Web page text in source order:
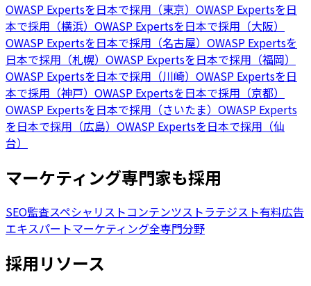
OWASP Expertsを日本で採用（東京） OWASP Expertsを日
本で採用（横浜） OWASP Expertsを日本で採用（大阪）
OWASP Expertsを日本で採用（名古屋） OWASP Expertsを
日本で採用（札幌） OWASP Expertsを日本で採用（福岡）
OWASP Expertsを日本で採用（川崎） OWASP Expertsを日
本で採用（神戸） OWASP Expertsを日本で採用（京都）
OWASP Expertsを日本で採用（さいたま） OWASP Experts
を日本で採用（広島） OWASP Expertsを日本で採用（仙
台）
マーケティング専門家も採用
SEO監査スペシャリストコンテンツストラテジスト有料広告
エキスパートマーケティング全専門分野
採用リソース